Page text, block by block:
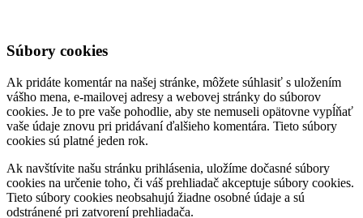
Súbory cookies
Ak pridáte komentár na našej stránke, môžete súhlasiť s uložením
vášho mena, e-mailovej adresy a webovej stránky do súborov
cookies. Je to pre vaše pohodlie, aby ste nemuseli opätovne vypĺňať
vaše údaje znovu pri pridávaní ďalšieho komentára. Tieto súbory
cookies sú platné jeden rok.
Ak navštívite našu stránku prihlásenia, uložíme dočasné súbory
cookies na určenie toho, či váš prehliadač akceptuje súbory cookies.
Tieto súbory cookies neobsahujú žiadne osobné údaje a sú
odstránené pri zatvorení prehliadača.